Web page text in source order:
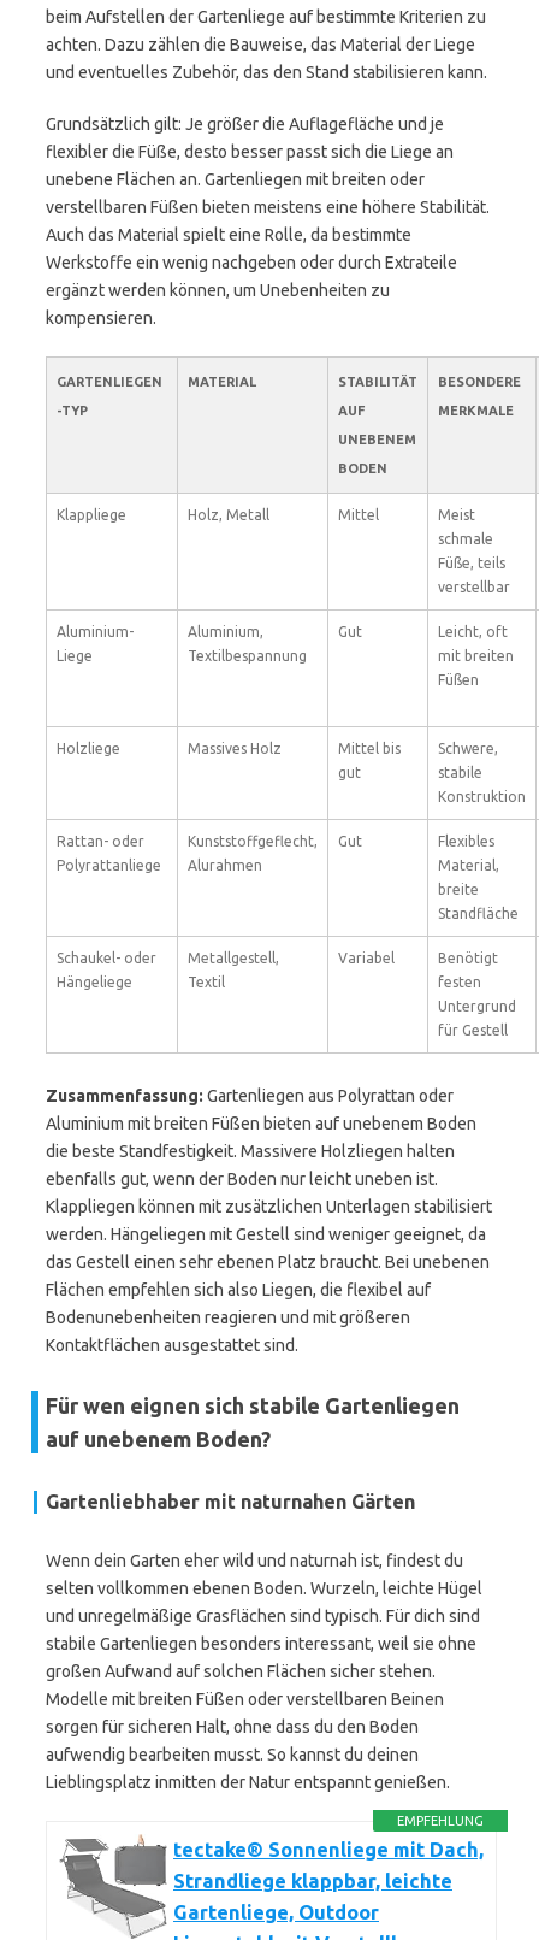
beim Aufstellen der Gartenliege auf bestimmte Kriterien zu
achten. Dazu zählen die Bauweise, das Material der Liege
und eventuelles Zubehör, das den Stand stabilisieren kann.
Grundsätzlich gilt: Je größer die Auflagefläche und je
flexibler die Füße, desto besser passt sich die Liege an
unebene Flächen an. Gartenliegen mit breiten oder
verstellbaren Füßen bieten meistens eine höhere Stabilität.
Auch das Material spielt eine Rolle, da bestimmte
Werkstoffe ein wenig nachgeben oder durch Extrateile
ergänzt werden können, um Unebenheiten zu
kompensieren.
GARTENLIEGEN
-TYP
MATERIAL
STABILITÄT
AUF
UNEBENEM
BODEN
BESONDERE
MERKMALE
Klappliege Holz, Metall Mittel
Meist
schmale
Füße, teils
verstellbar
Aluminium-
Liege
Aluminium,
Textilbespannung
Gut
Leicht, oft
mit breiten
Füßen
Holzliege Massives Holz
Mittel bis
gut
Schwere,
stabile
Konstruktion
Rattan- oder
Polyrattanliege
Kunststoffgeflecht,
Alurahmen
Gut
Flexibles
Material,
breite
Standfläche
Schaukel- oder
Hängeliege
Metallgestell,
Textil
Variabel
Benötigt
festen
Untergrund
für Gestell
Zusammenfassung: Gartenliegen aus Polyrattan oder
Aluminium mit breiten Füßen bieten auf unebenem Boden
die beste Standfestigkeit. Massivere Holzliegen halten
ebenfalls gut, wenn der Boden nur leicht uneben ist.
Klappliegen können mit zusätzlichen Unterlagen stabilisiert
werden. Hängeliegen mit Gestell sind weniger geeignet, da
das Gestell einen sehr ebenen Platz braucht. Bei unebenen
Flächen empfehlen sich also Liegen, die flexibel auf
Bodenunebenheiten reagieren und mit größeren
Kontaktflächen ausgestattet sind.
Für wen eignen sich stabile Gartenliegen
auf unebenem Boden?
Gartenliebhaber mit naturnahen Gärten
Wenn dein Garten eher wild und naturnah ist, findest du
selten vollkommen ebenen Boden. Wurzeln, leichte Hügel
und unregelmäßige Grasflächen sind typisch. Für dich sind
stabile Gartenliegen besonders interessant, weil sie ohne
großen Aufwand auf solchen Flächen sicher stehen.
Modelle mit breiten Füßen oder verstellbaren Beinen
sorgen für sicheren Halt, ohne dass du den Boden
aufwendig bearbeiten musst. So kannst du deinen
Lieblingsplatz inmitten der Natur entspannt genießen.
EMPFEHLUNG
tectake® Sonnenliege mit Dach,
Strandliege klappbar, leichte
Gartenliege, Outdoor